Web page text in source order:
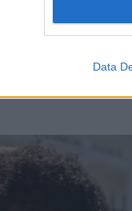
Data
teste? Ezt